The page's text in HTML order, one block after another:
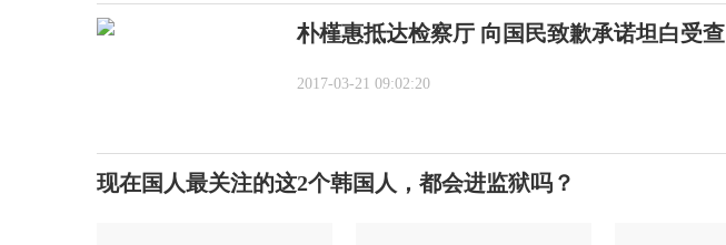
朴槿惠抵达检察厅 向国民致歉承诺坦白受查
2017-03-21 09:02:20
现在国人最关注的这2个韩国人，都会进监狱吗？